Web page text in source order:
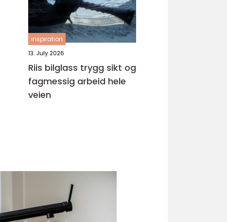
inspiration
13. July 2026
Riis bilglass trygg sikt og
fagmessig arbeid hele
veien